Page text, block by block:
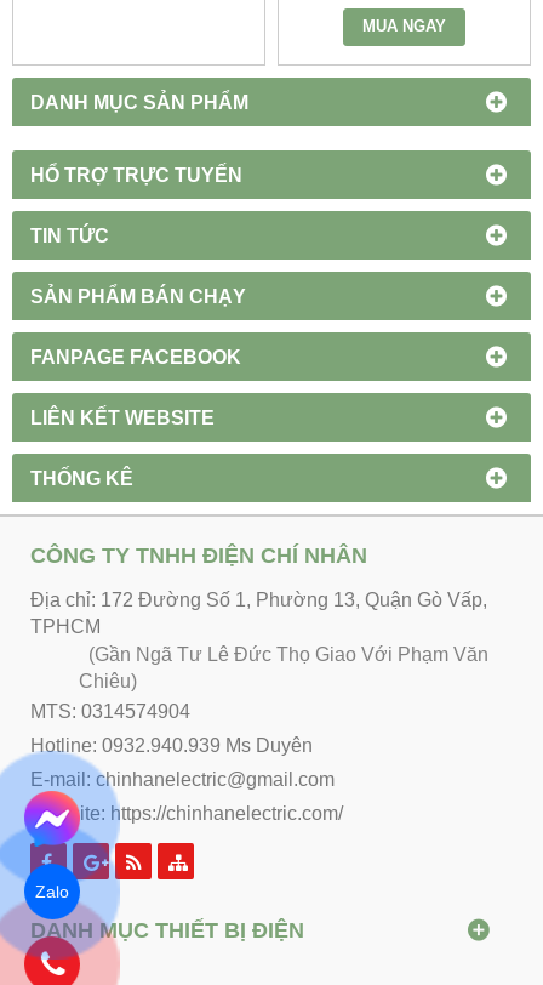
DANH MỤC SẢN PHẨM
HỔ TRỢ TRỰC TUYẾN
TIN TỨC
SẢN PHẨM BÁN CHẠY
FANPAGE FACEBOOK
LIÊN KẾT WEBSITE
THỐNG KÊ
MUA NGAY
CÔNG TY TNHH ĐIỆN CHÍ NHÂN
Địa chỉ: 172 Đường Số 1, Phường 13, Quận Gò Vấp,
TPHCM
(Gần Ngã Tư Lê Đức Thọ Giao Với Phạm Văn
Chiêu)
MTS: 0314574904
Hotline: 0932.940.939 Ms Duyên
E-mail: chinhanelectric@gmail.com
Website: https://chinhanelectric.com/
DANH MỤC THIẾT BỊ ĐIỆN
Zalo